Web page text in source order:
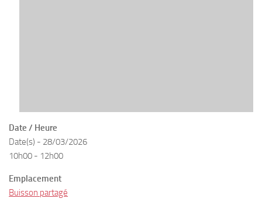
Date / Heure
Date(s) - 28/03/2026
10h00 - 12h00
Emplacement
Buisson partagé